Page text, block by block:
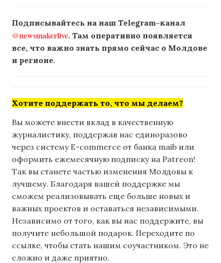
Подписывайтесь на наш Telegram-канал
@newsmakerlive. Там оперативно появляется
все, что важно знать прямо сейчас о Молдове
и регионе.
Хотите поддержать то, что мы делаем?
Вы можете внести вклад в качественную
журналистику, поддержав нас единоразово
через систему E-commerce от банка maib или
оформить ежемесячную подписку на Patreon!
Так вы станете частью изменения Молдовы к
лучшему. Благодаря вашей поддержке мы
сможем реализовывать еще больше новых и
важных проектов и оставаться независимыми.
Независимо от того, как вы нас поддержите, вы
получите небольшой подарок. Переходите по
ссылке, чтобы стать нашим соучастником. Это не
сложно и даже приятно.